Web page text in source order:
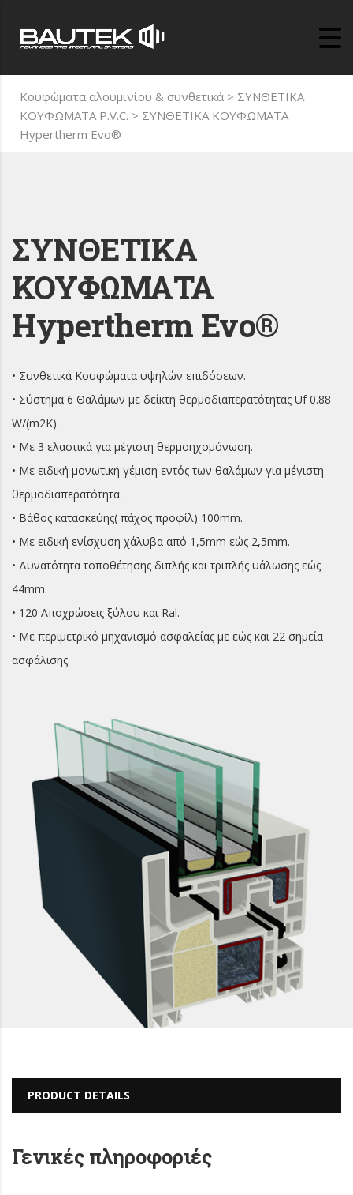
Κουφώματα αλουμινίου & συνθετικά > ΣΥΝΘΕΤΙΚΑ
ΚΟΥΦΩΜΑΤΑ P.V.C. > ΣΥΝΘΕΤΙΚΑ ΚΟΥΦΩΜΑΤΑ
Hypertherm Evo®
ΣΥΝΘΕΤΙΚΑ
ΚΟΥΦΩΜΑΤΑ
Hypertherm Evo®
• Συνθετικά Κουφώματα υψηλών επιδόσεων.
• Σύστημα 6 Θαλάμων με δείκτη θερμοδιαπερατότητας Uf 0.88
W/(m2K).
• Με 3 ελαστικά για μέγιστη θερμοηχομόνωση.
• Mε ειδική μονωτική γέμιση εντός των θαλάμων για μέγιστη
θερμοδιαπερατότητα.
• Βάθος κατασκεύης( πάχος προφίλ) 100mm.
• Με ειδική ενίσχυση χάλυβα από 1,5mm εώς 2,5mm.
• Δυνατότητα τοποθέτησης διπλής και τριπλής υάλωσης εώς
44mm.
• 120 Αποχρώσεις ξύλου και Ral.
• Mε περιμετρικό μηχανισμό ασφαλείας με εώς και 22 σημεία
ασφάλισης.
PRODUCT DETAILS
Γενικές πληροφοριές